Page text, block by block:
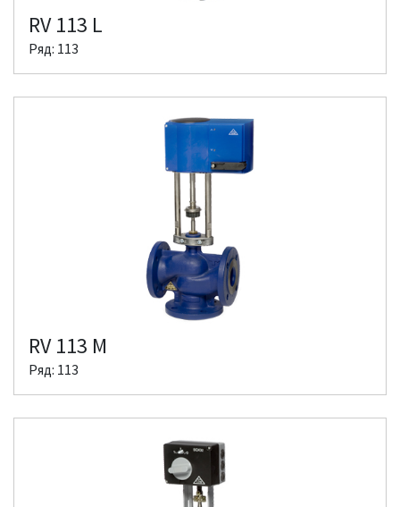
RV 113 L
Ряд: 113
RV 113 M
Ряд: 113